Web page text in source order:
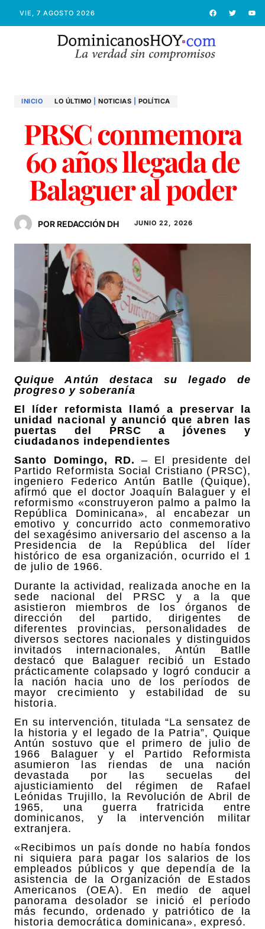
VIE, 7 AGOSTO 2026
INICIO LO ÚLTIMO NOTICIAS POLÍTICA
PRSC conmemora
60 años llegada de
Balaguer al poder
POR REDACCIÓN DH JUNIO 22, 2026
Quique Antún destaca su legado de
progreso y soberanía
El líder reformista llamó a preservar la
unidad nacional y anunció que abren las
puertas del PRSC a jóvenes y
ciudadanos independientes
Santo Domingo, RD. – El presidente del
Partido Reformista Social Cristiano (PRSC),
ingeniero Federico Antún Batlle (Quique),
afirmó que el doctor Joaquín Balaguer y el
reformismo «construyeron palmo a palmo la
República Dominicana», al encabezar un
emotivo y concurrido acto conmemorativo
del sexagésimo aniversario del ascenso a la
Presidencia de la República del líder
histórico de esa organización, ocurrido el 1
de julio de 1966.
Durante la actividad, realizada anoche en la
sede nacional del PRSC y a la que
asistieron miembros de los órganos de
dirección del partido, dirigentes de
diferentes provincias, personalidades de
diversos sectores nacionales y distinguidos
invitados internacionales, Antún Batlle
destacó que Balaguer recibió un Estado
prácticamente colapsado y logró conducir a
la nación hacia uno de los períodos de
mayor crecimiento y estabilidad de su
historia.
En su intervención, titulada “La sensatez de
la historia y el legado de la Patria”, Quique
Antún sostuvo que el primero de julio de
1966 Balaguer y el Partido Reformista
asumieron las riendas de una nación
devastada por las secuelas del
ajusticiamiento del régimen de Rafael
Leónidas Trujillo, la Revolución de Abril de
1965, una guerra fratricida entre
dominicanos, y la intervención militar
extranjera.
«Recibimos un país donde no había fondos
ni siquiera para pagar los salarios de los
empleados públicos y que dependía de la
asistencia de la Organización de Estados
Americanos (OEA). En medio de aquel
panorama desolador se inició el período
más fecundo, ordenado y patriótico de la
historia democrática dominicana», expresó.